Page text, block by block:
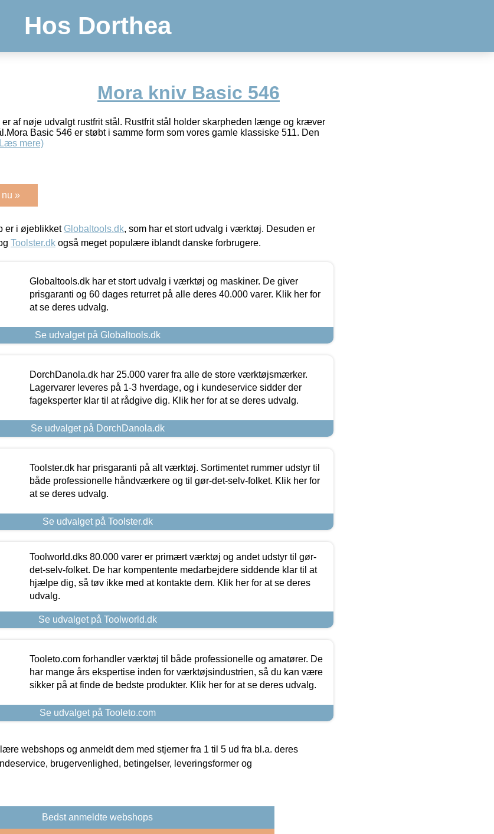
Hos Dorthea
Mora kniv Basic 546
af nøje udvalgt rustfrit stål. Rustfrit stål holder skarpheden længe og kræver
Basic 546 er støbt i samme form som vores gamle klassiske 511. Den
mere)
nu »
er i øjeblikket Globaltools.dk, som har et stort udvalg i værktøj. Desuden er
Toolster.dk også meget populære iblandt danske forbrugere.
Globaltools.dk har et stort udvalg i værktøj og maskiner. De giver
prisgaranti og 60 dages returret på alle deres 40.000 varer. Klik her for
at se deres udvalg.
Se udvalget på Globaltools.dk
DorchDanola.dk har 25.000 varer fra alle de store værktøjsmærker.
Lagervarer leveres på 1-3 hverdage, og i kundeservice sidder der
fageksperter klar til at rådgive dig. Klik her for at se deres udvalg.
Se udvalget på DorchDanola.dk
Toolster.dk har prisgaranti på alt værktøj. Sortimentet rummer udstyr til
både professionelle håndværkere og til gør-det-selv-folket. Klik her for
at se deres udvalg.
Se udvalget på Toolster.dk
Toolworld.dks 80.000 varer er primært værktøj og andet udstyr til gør-
det-selv-folket. De har kompentente medarbejdere siddende klar til at
hjælpe dig, så tøv ikke med at kontakte dem. Klik her for at se deres
udvalg.
Se udvalget på Toolworld.dk
Tooleto.com forhandler værktøj til både professionelle og amatører. De
har mange års ekspertise inden for værktøjsindustrien, så du kan være
sikker på at finde de bedste produkter. Klik her for at se deres udvalg.
Se udvalget på Tooleto.com
webshops og anmeldt dem med stjerner fra 1 til 5 ud fra bl.a. deres
brugervenlighed, betingelser, leveringsformer og
Bedst anmeldte webshops